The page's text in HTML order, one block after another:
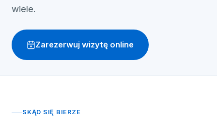
wiele.
Zarezerwuj wizytę online
SKĄD SIĘ BIERZE